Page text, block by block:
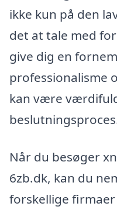
ikke kun på den
det at tale med
give dig en
professionalisme
kan være
Når du besøger
6zb.dk, kan du
forskellige